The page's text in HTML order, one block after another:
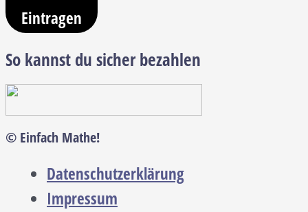
Eintragen
So kannst du sicher bezahlen
© Einfach Mathe!
Datenschutzerklärung
Impressum